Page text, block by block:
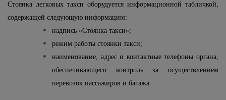
Стоянка легковых такси оборудуется информационной табличкой,
содержащей следующую информацию:
надпись «Стоянка такси»;
режим работы стоянки такси;
наименование, адрес и контактные телефоны органа,
обеспечивающего контроль за осуществлением
перевозок пассажиров и багажа.